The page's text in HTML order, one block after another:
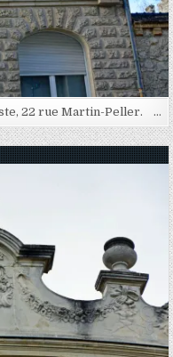
22 rue Martin-Peller. …